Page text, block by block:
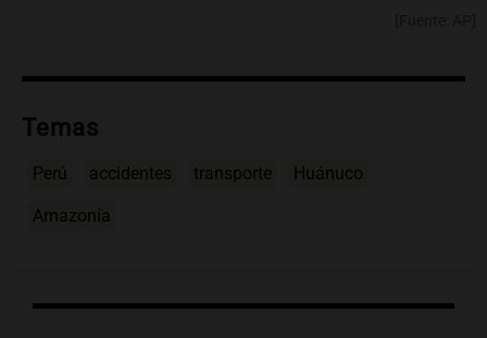
Temas
Perú accidentes transporte Huánuco
Amazonía